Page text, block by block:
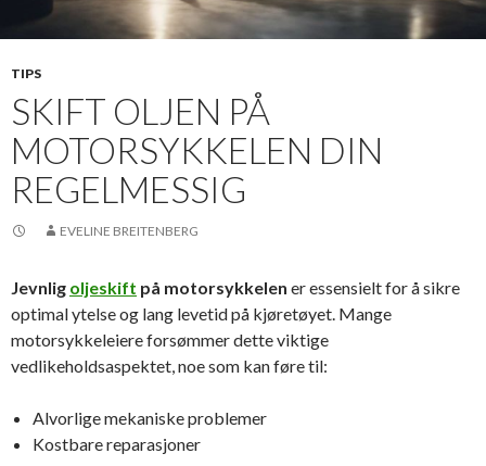
TIPS
SKIFT OLJEN PÅ
MOTORSYKKELEN DIN
REGELMESSIG
EVELINE BREITENBERG
Jevnlig oljeskift på motorsykkelen er essensielt for å sikre
optimal ytelse og lang levetid på kjøretøyet. Mange
motorsykkeleiere forsømmer dette viktige
vedlikeholdsaspektet, noe som kan føre til:
Alvorlige mekaniske problemer
Kostbare reparasjoner